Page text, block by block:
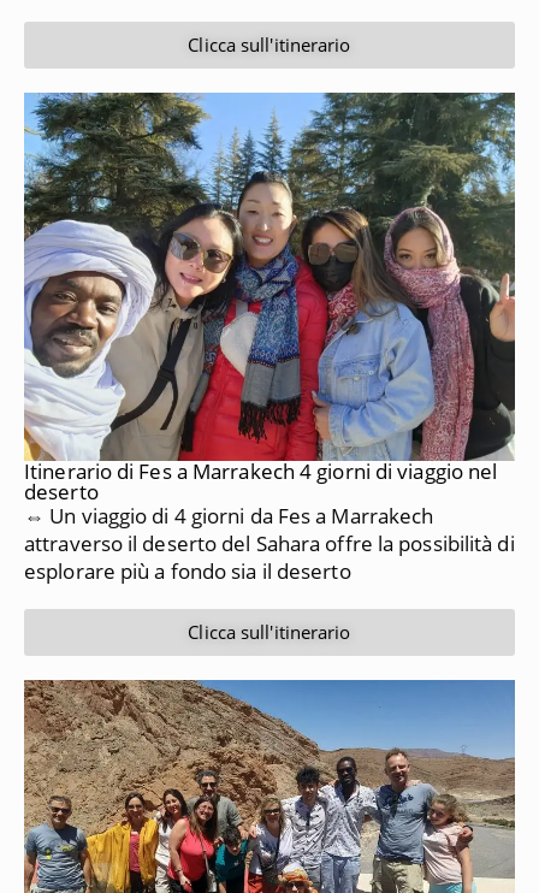
Clicca sull'itinerario
Itinerario di Fes a Marrakech 4 giorni di viaggio nel
deserto
⇔ Un viaggio di 4 giorni da Fes a Marrakech
attraverso il deserto del Sahara offre la possibilità di
esplorare più a fondo sia il deserto
Clicca sull'itinerario